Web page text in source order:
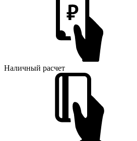
Наличный расчет